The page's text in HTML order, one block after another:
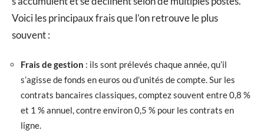
Voici les principaux frais que l’on retrouve le plus
souvent :
Frais de gestion : ils sont prélevés chaque année, qu’il
s’agisse de fonds en euros ou d’unités de compte. Sur les
contrats bancaires classiques, comptez souvent entre 0,8 %
et 1 % annuel, contre environ 0,5 % pour les contrats en
ligne.